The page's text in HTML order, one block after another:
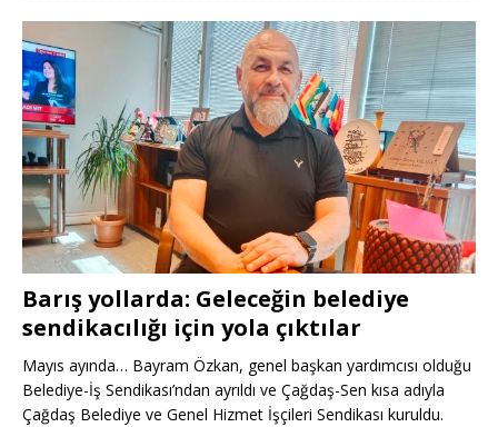
Barış yollarda: Geleceğin belediye
sendikacılığı için yola çıktılar
Mayıs ayında… Bayram Özkan, genel başkan yardımcısı olduğu
Belediye-İş Sendikası’ndan ayrıldı ve Çağdaş-Sen kısa adıyla
Çağdaş Belediye ve Genel Hizmet İşçileri Sendikası kuruldu.